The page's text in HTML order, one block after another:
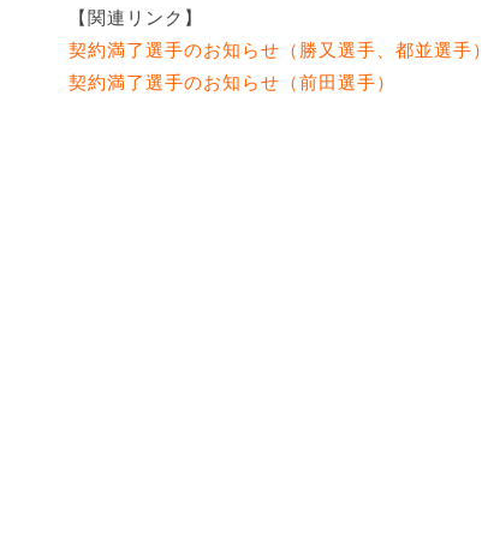
【関連リンク】
契約満了選手のお知らせ（勝又選手、都並選手）
契約満了選手のお知らせ（前田選手）